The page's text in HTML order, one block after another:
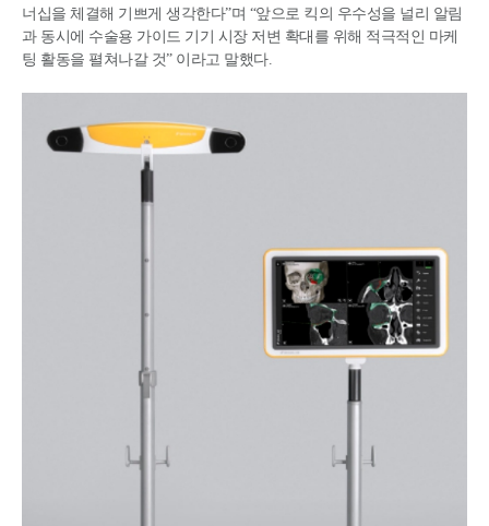
너십을 체결해 기쁘게 생각한다”며 “앞으로 킥의 우수성을 널리 알림
과 동시에 수술용 가이드 기기 시장 저변 확대를 위해 적극적인 마케
팅 활동을 펼쳐나갈 것” 이라고 말했다.